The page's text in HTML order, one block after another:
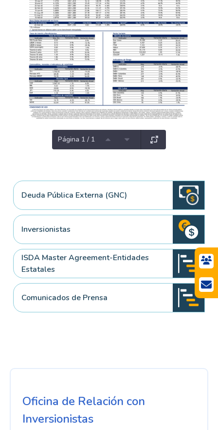
Página 1 / 1
Deuda Pública Externa (GNC)
Inversionistas
ISDA Master Agreement-Entidades
Estatales
Comunicados de Prensa
Oficina de Relación con
Inversionistas